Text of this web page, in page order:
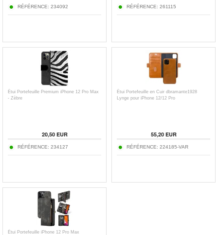
RÉFÉRENCE: 234092 RÉFÉRENCE: 261115
Étui Portefeuille Premium iPhone 12 Pro Max
- Zèbre
20,50EUR
RÉFÉRENCE: 234127
Étui Portefeuille en Cuir dbramante1928
Lynge pour iPhone 12/12 Pro
55,20EUR
RÉFÉRENCE: 224185-VAR
Étui Portefeuille iPhone 12 Pro Max